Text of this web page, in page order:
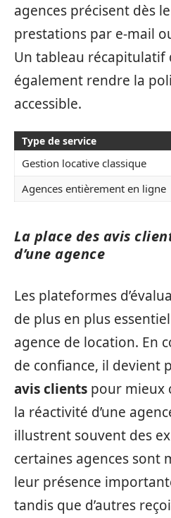
agences précisent dès
prestations par e-mail
Un tableau
également rendre la
accessible.
Type de service
Gestion locative classique
Agences entièrement en ligne
La place des avis
d’une agence
Les plateformes
de plus en plus
agence de location. En
de confiance, il devient
avis clients pour mieux
la réactivité d’une
illustrent souvent des
certaines agences sont
leur présence
tandis que d’autres